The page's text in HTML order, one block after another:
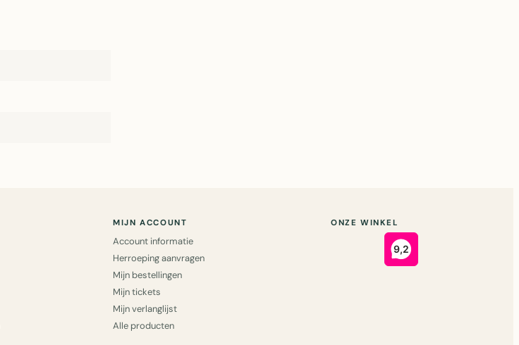
MIJN ACCOUNT
Account informatie
Herroeping aanvragen
Mijn bestellingen
Mijn tickets
Mijn verlanglijst
Alle producten
ONZE WINKEL